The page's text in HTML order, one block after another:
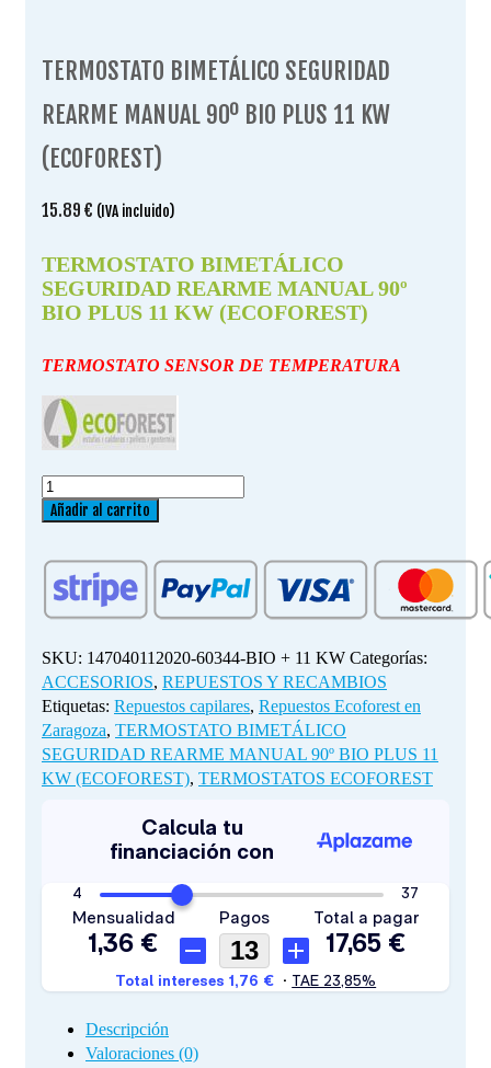
TERMOSTATO BIMETÁLICO SEGURIDAD
REARME MANUAL 90º BIO PLUS 11 KW
(ECOFOREST)
15.89 € (IVA incluido)
TERMOSTATO BIMETÁLICO
SEGURIDAD REARME MANUAL 90º
BIO PLUS 11 KW (ECOFOREST)
TERMOSTATO SENSOR DE TEMPERATURA
TERMOSTATO
BIMETÁLICO
REARME
MANUAL
90º
PLUS
11
KW
(ECOFOREST)
cantidad
Añadir al carrito
SKU: 147040112020-60344-BIO + 11 KW Categorías:
ACCESORIOS, REPUESTOS Y RECAMBIOS
Etiquetas: Repuestos capilares, Repuestos Ecoforest en
Zaragoza, TERMOSTATO BIMETÁLICO
SEGURIDAD REARME MANUAL 90º BIO PLUS 11
KW (ECOFOREST), TERMOSTATOS ECOFOREST
Descripción
Valoraciones (0)